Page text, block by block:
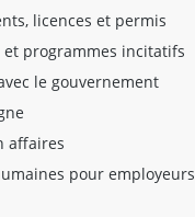
licences et permis
et programmes incitatifs
le gouvernement
affaires
pour employeurs